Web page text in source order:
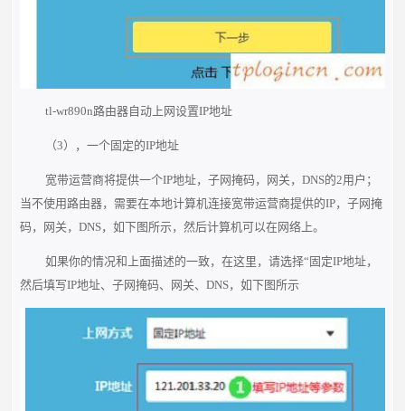
tl-wr890n路由器自动上网设置IP地址
（3），一个固定的IP地址
宽带运营商将提供一个IP地址，子网掩码，网关，DNS的2用户；
当不使用路由器，需要在本地计算机连接宽带运营商提供的IP，子网掩
码，网关，DNS，如下图所示，然后计算机可以在网络上。
如果你的情况和上面描述的一致，在这里，请选择“固定IP地址，
然后填写IP地址、子网掩码、网关、DNS，如下图所示